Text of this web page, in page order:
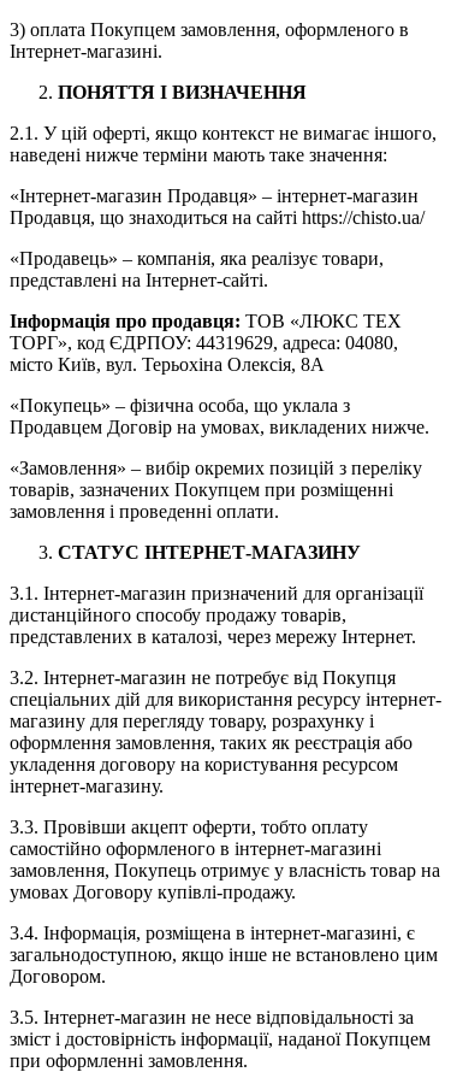
3) оплата Покупцем замовлення, оформленого в
Інтернет-магазині.
ПОНЯТТЯ І ВИЗНАЧЕННЯ
2.1. У цій оферті, якщо контекст не вимагає іншого,
наведені нижче терміни мають таке значення:
«Інтернет-магазин Продавця» – інтернет-магазин
Продавця, що знаходиться на сайті https://chisto.ua/
«Продавець» – компанія, яка реалізує товари,
представлені на Інтернет-сайті.
Інформація про продавця: ТОВ «ЛЮКС ТЕХ
ТОРГ», код ЄДРПОУ: 44319629, адреса: 04080,
місто Київ, вул. Терьохіна Олексія, 8А
«Покупець» – фізична особа, що уклала з
Продавцем Договір на умовах, викладених нижче.
«Замовлення» – вибір окремих позицій з переліку
товарів, зазначених Покупцем при розміщенні
замовлення і проведенні оплати.
СТАТУС ІНТЕРНЕТ-МАГАЗИНУ
3.1. Інтернет-магазин призначений для організації
дистанційного способу продажу товарів,
представлених в каталозі, через мережу Інтернет.
3.2. Інтернет-магазин не потребує від Покупця
спеціальних дій для використання ресурсу інтернет-
магазину для перегляду товару, розрахунку і
оформлення замовлення, таких як реєстрація або
укладення договору на користування ресурсом
інтернет-магазину.
3.3. Провівши акцепт оферти, тобто оплату
самостійно оформленого в інтернет-магазині
замовлення, Покупець отримує у власність товар на
умовах Договору купівлі-продажу.
3.4. Інформація, розміщена в інтернет-магазині, є
загальнодоступною, якщо інше не встановлено цим
Договором.
3.5. Інтернет-магазин не несе відповідальності за
зміст і достовірність інформації, наданої Покупцем
при оформленні замовлення.